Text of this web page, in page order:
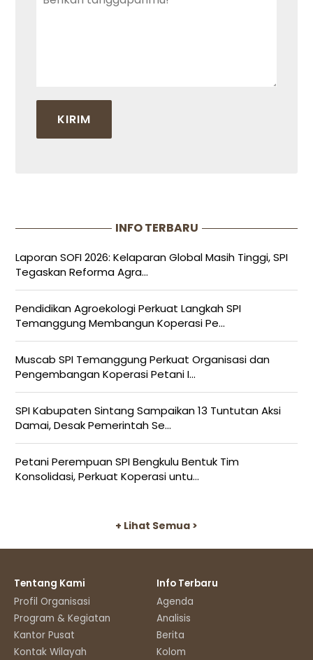
INFO TERBARU
Laporan SOFI 2026: Kelaparan Global Masih Tinggi, SPI
Tegaskan Reforma Agra...
Pendidikan Agroekologi Perkuat Langkah SPI
Temanggung Membangun Koperasi Pe...
Muscab SPI Temanggung Perkuat Organisasi dan
Pengembangan Koperasi Petani I...
SPI Kabupaten Sintang Sampaikan 13 Tuntutan Aksi
Damai, Desak Pemerintah Se...
Petani Perempuan SPI Bengkulu Bentuk Tim
Konsolidasi, Perkuat Koperasi untu...
+ Lihat Semua >
Tentang Kami
Profil Organisasi
Program & Kegiatan
Kantor Pusat
Kontak Wilayah
Info Terbaru
Agenda
Analisis
Berita
Kolom